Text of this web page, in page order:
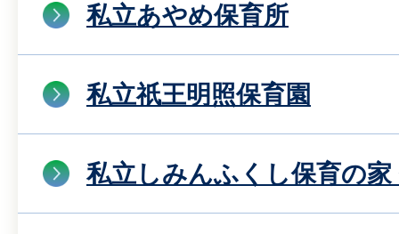
私立あやめ保育所
私立祇王明照保育園
私立しみんふくし保育の家